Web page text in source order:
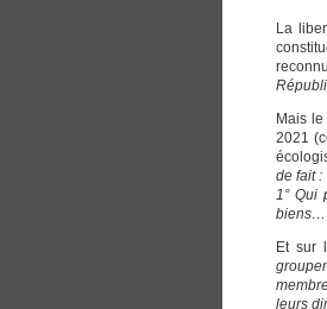
La
Mais
2021
de fait :
1° Qui
biens…
Et sur
leurs